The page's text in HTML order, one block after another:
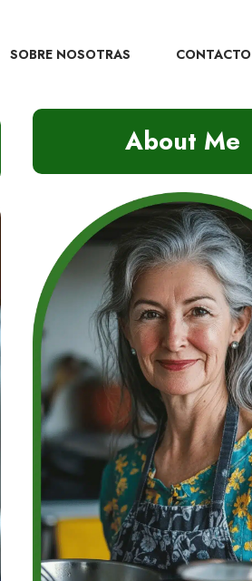
SOBRE NOSOTRAS CONTACTO
About Me